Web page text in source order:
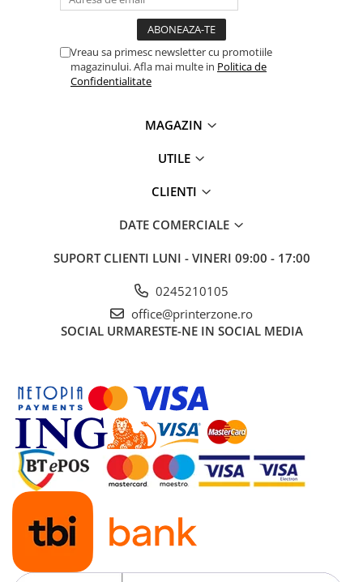
Sisteme Mesh WiFi
Placi de retea
Camere IP
Baterii UPS
Accesorii UPS
Servere, Storage & NAS
Servere NAS
Servere
SSD enterprise
HDD enterprise
DAS (Direct Attached Storage)
Vreau sa primesc newsletter cu promotiile
magazinului. Afla mai multe in Politica de
Confidentialitate
MAGAZIN
UTILE
CLIENTI
DATE COMERCIALE
SUPORT CLIENTI LUNI - VINERI 09:00 - 17:00
0245210105
office@printerzone.ro
SOCIAL URMARESTE-NE IN SOCIAL MEDIA